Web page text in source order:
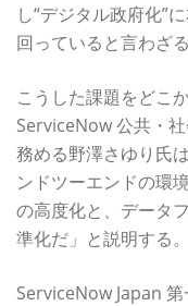
し“デジタル政府化”
回っていると言わざ
こうした課題をどこ
ServiceNow 公共・
務める野澤さゆり氏
ンドツーエンドの環
の高度化と、データ
準化だ」と説明する。
ServiceNow Japan